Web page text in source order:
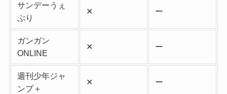
サンデーうぇ
ぶり
✕ ー
ガンガン
ONLINE
✕ ー
週刊少年ジャ
ンプ＋
✕ ー